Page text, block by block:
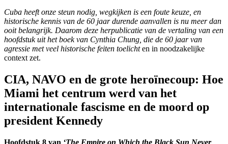
Cuba heeft onze steun nodig, wegkijken is een foute keuze, en
historische kennis van de 60 jaar durende aanvallen is nu meer dan
ooit belangrijk. Daarom deze herpublicatie van de vertaling van een
hoofdstuk uit het boek van Cynthia Chung, die de 60 jaar van
agressie met veel historische feiten toelichten in noodzakelijke
context zet.
CIA, NAVO en de grote heroïnecoup: Hoe
Miami het centrum werd van het
internationale fascisme en de moord op
president Kennedy
Hoofdstuk 8 van ‘The Empire on Which the Black Sun Never